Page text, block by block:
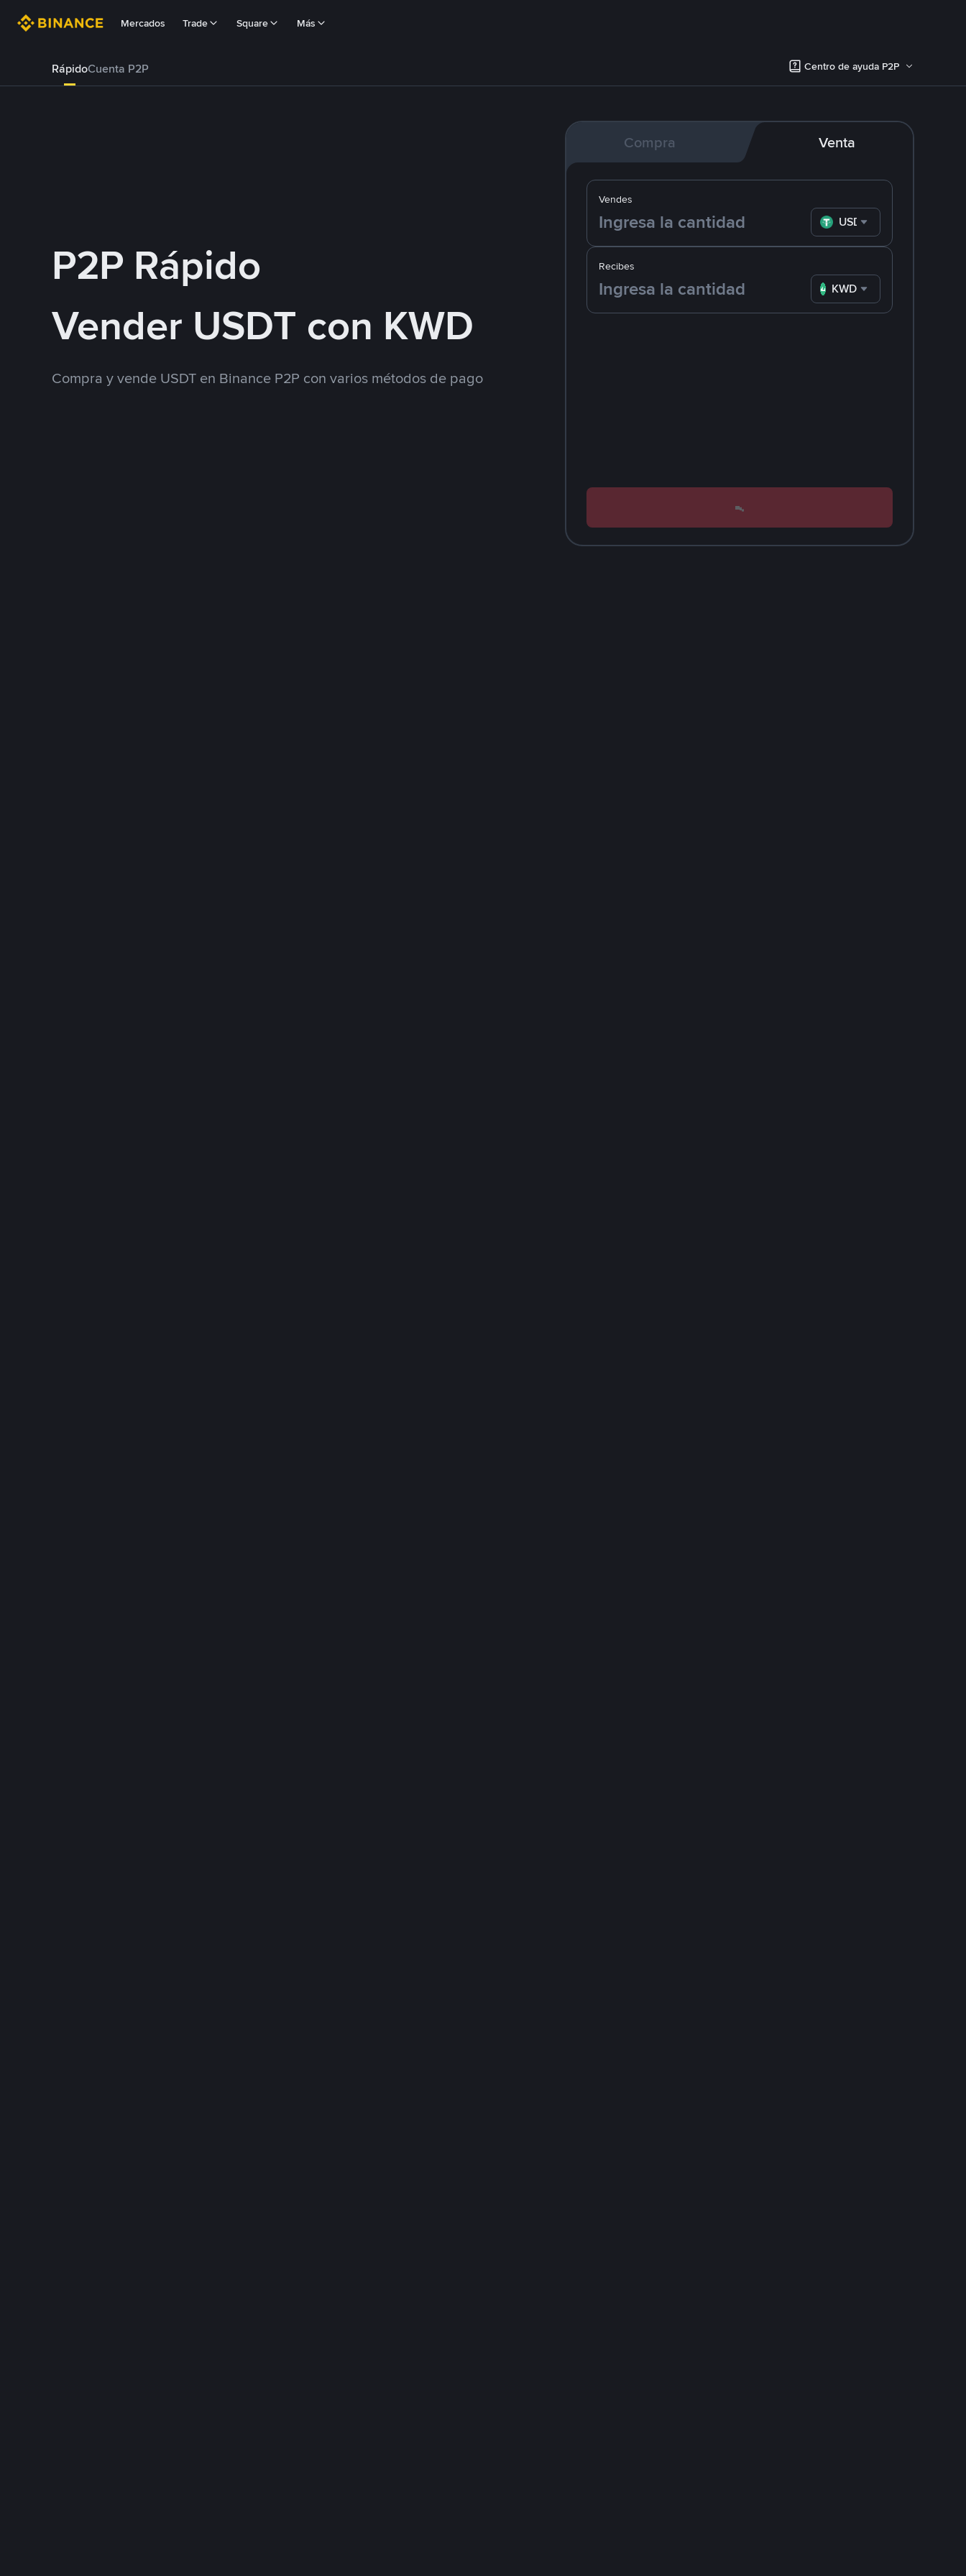
Mercados Trade Square Más
RápidoCuenta P2P Centro de ayuda P2P
P2P Rápido
Vender USDT con KWD
Compra y vende USDT en Binance P2P con varios métodos de pago
Compra Venta
Recibes
KWD
Vendes
USDT